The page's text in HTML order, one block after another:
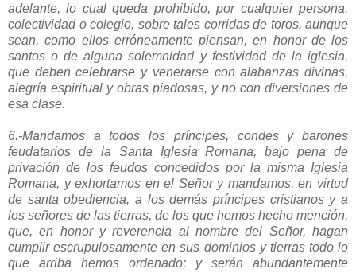
adelante, lo cual queda prohibido, por cualquier persona,
colectividad o colegio, sobre tales corridas de toros, aunque
sean, como ellos erróneamente piensan, en honor de los
santos o de alguna solemnidad y festividad de la iglesia,
que deben celebrarse y venerarse con alabanzas divinas,
alegría espiritual y obras piadosas, y no con diversiones de
esa clase.
6.-Mandamos a todos los príncipes, condes y barones
feudatarios de la Santa Iglesia Romana, bajo pena de
privación de los feudos concedidos por la misma Iglesia
Romana, y exhortamos en el Señor y mandamos, en virtud
de santa obediencia, a los demás príncipes cristianos y a
los señores de las tierras, de los que hemos hecho mención,
que, en honor y reverencia al nombre del Señor, hagan
cumplir escrupulosamente en sus dominios y tierras todo lo
que arriba hemos ordenado; y serán abundantemente